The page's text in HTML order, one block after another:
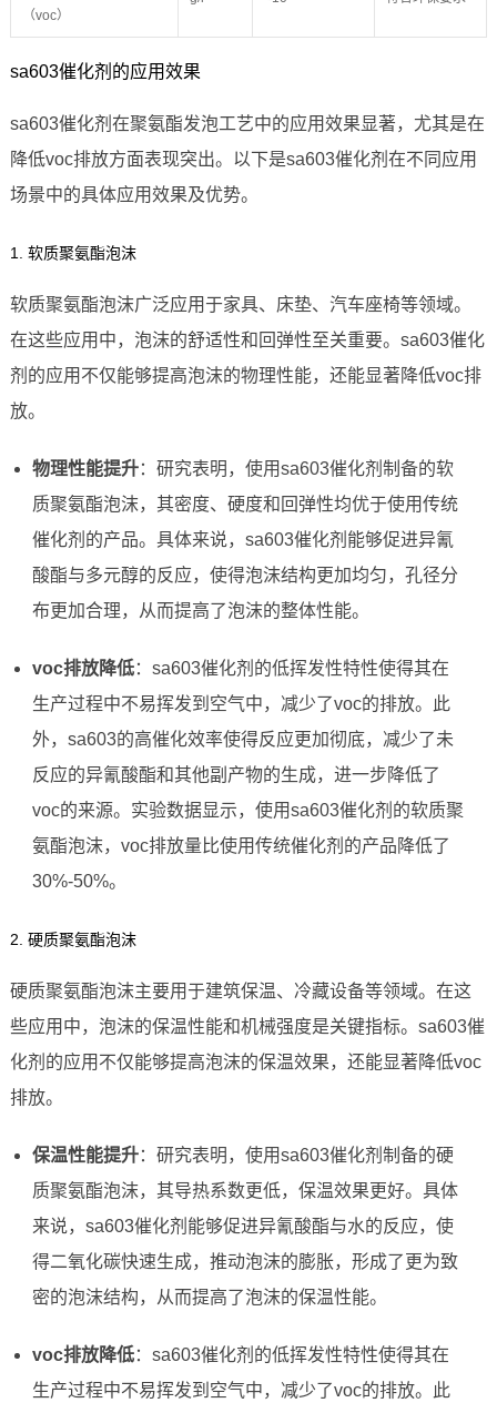
（voc）
sa603催化剂的应用效果
sa603催化剂在聚氨酯发泡工艺中的应用效果显著，尤其是在
降低voc排放方面表现突出。以下是sa603催化剂在不同应用
场景中的具体应用效果及优势。
1. 软质聚氨酯泡沫
软质聚氨酯泡沫广泛应用于家具、床垫、汽车座椅等领域。
在这些应用中，泡沫的舒适性和回弹性至关重要。sa603催化
剂的应用不仅能够提高泡沫的物理性能，还能显著降低voc排
放。
物理性能提升：研究表明，使用sa603催化剂制备的软
质聚氨酯泡沫，其密度、硬度和回弹性均优于使用传统
催化剂的产品。具体来说，sa603催化剂能够促进异氰
酸酯与多元醇的反应，使得泡沫结构更加均匀，孔径分
布更加合理，从而提高了泡沫的整体性能。
voc排放降低：sa603催化剂的低挥发性特性使得其在
生产过程中不易挥发到空气中，减少了voc的排放。此
外，sa603的高催化效率使得反应更加彻底，减少了未
反应的异氰酸酯和其他副产物的生成，进一步降低了
voc的来源。实验数据显示，使用sa603催化剂的软质聚
氨酯泡沫，voc排放量比使用传统催化剂的产品降低了
30%-50%。
2. 硬质聚氨酯泡沫
硬质聚氨酯泡沫主要用于建筑保温、冷藏设备等领域。在这
些应用中，泡沫的保温性能和机械强度是关键指标。sa603催
化剂的应用不仅能够提高泡沫的保温效果，还能显著降低voc
排放。
保温性能提升：研究表明，使用sa603催化剂制备的硬
质聚氨酯泡沫，其导热系数更低，保温效果更好。具体
来说，sa603催化剂能够促进异氰酸酯与水的反应，使
得二氧化碳快速生成，推动泡沫的膨胀，形成了更为致
密的泡沫结构，从而提高了泡沫的保温性能。
voc排放降低：sa603催化剂的低挥发性特性使得其在
生产过程中不易挥发到空气中，减少了voc的排放。此